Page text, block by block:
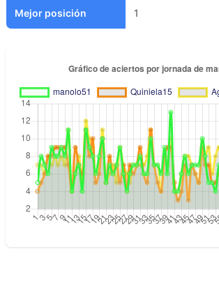
Mejor posición 1